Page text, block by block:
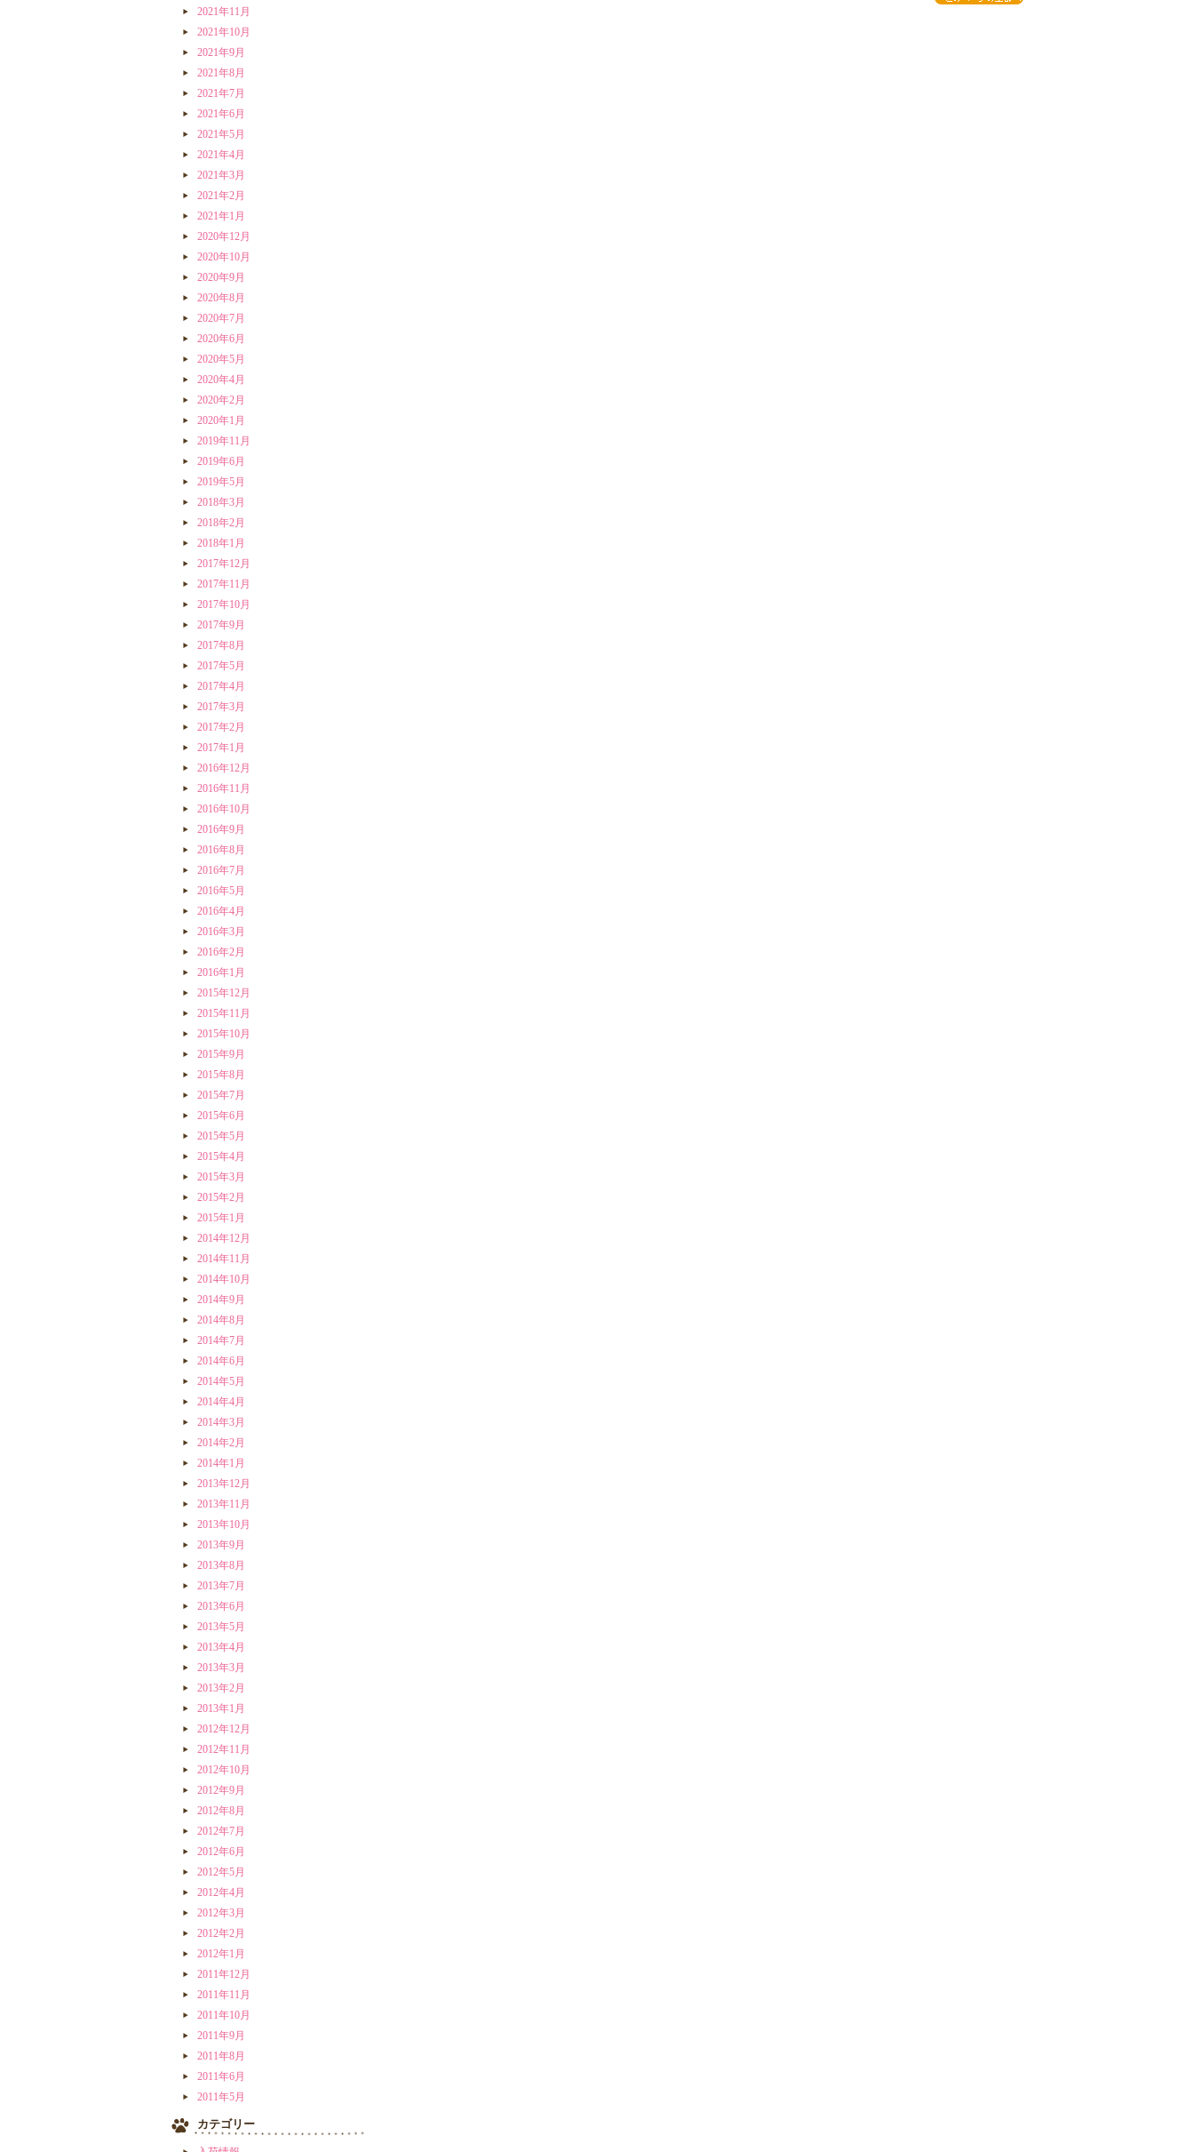
2021年11月
2021年10月
2021年9月
2021年8月
2021年7月
2021年6月
2021年5月
2021年4月
2021年3月
2021年2月
2021年1月
2020年12月
2020年10月
2020年9月
2020年8月
2020年7月
2020年6月
2020年5月
2020年4月
2020年2月
2020年1月
2019年11月
2019年6月
2019年5月
2018年3月
2018年2月
2018年1月
2017年12月
2017年11月
2017年10月
2017年9月
2017年8月
2017年5月
2017年4月
2017年3月
2017年2月
2017年1月
2016年12月
2016年11月
2016年10月
2016年9月
2016年8月
2016年7月
2016年5月
2016年4月
2016年3月
2016年2月
2016年1月
2015年12月
2015年11月
2015年10月
2015年9月
2015年8月
2015年7月
2015年6月
2015年5月
2015年4月
2015年3月
2015年2月
2015年1月
2014年12月
2014年11月
2014年10月
2014年9月
2014年8月
2014年7月
2014年6月
2014年5月
2014年4月
2014年3月
2014年2月
2014年1月
2013年12月
2013年11月
2013年10月
2013年9月
2013年8月
2013年7月
2013年6月
2013年5月
2013年4月
2013年3月
2013年2月
2013年1月
2012年12月
2012年11月
2012年10月
2012年9月
2012年8月
2012年7月
2012年6月
2012年5月
2012年4月
2012年3月
2012年2月
2012年1月
2011年12月
2011年11月
2011年10月
2011年9月
2011年8月
2011年6月
2011年5月
カテゴリー